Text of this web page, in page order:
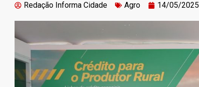
Redação Informa Cidade Agro 14/05/2025